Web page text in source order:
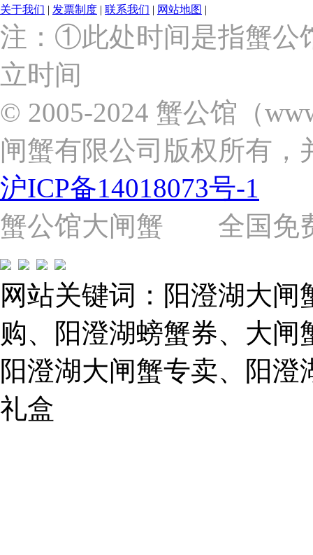
关于我们 | 发票制度 | 联系我们 | 网站地图 |
上
海
市
浦
东
区
杨
路
号
（靠
近
苗
圃
路）
Tel:
021-
62243579
E-
mail:
859749344@qq.com
1019225591
注：①此处时间是指蟹公
立时间
© 2005-2024 蟹公馆（
闸蟹有限公司版权所有，
沪ICP备14018073号-1
蟹公馆大闸蟹 全国免费
网站关键词：阳澄湖大
购、阳澄湖螃蟹券、大
阳澄湖大闸蟹专卖、阳
礼盒